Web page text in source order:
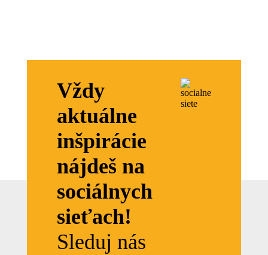
Vždy
aktuálne
inšpirácie
nájdeš na
sociálnych
sieťach!
Sleduj nás